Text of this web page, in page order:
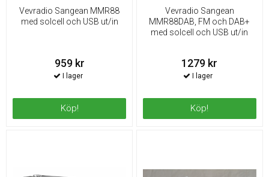
Vevradio Sangean MMR88
med solcell och USB ut/in
959 kr
Köp!
Vevradio Sangean
MMR88DAB, FM och DAB+
med solcell och USB ut/in
1279 kr
Köp!